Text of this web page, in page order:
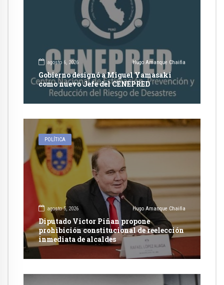
agosto 6, 2026 Hugo Amanque Chaiña
Gobierno designó a Miguel Yamasaki
como nuevo Jefe del CENEPRED
POLÍTICA
agosto 5, 2026 Hugo Amanque Chaiña
Diputado Victor Piñan propone
prohibición constitucional de reelección
inmediata de alcaldes